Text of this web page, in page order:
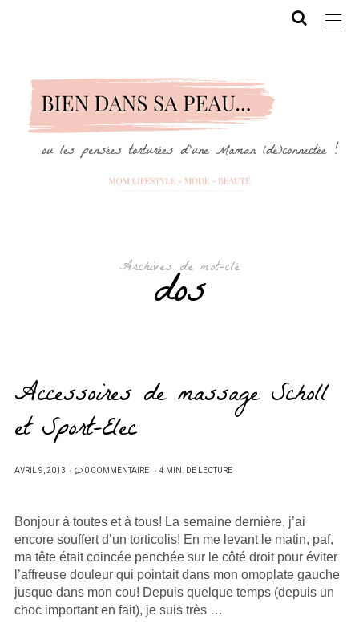
Archives de mot-clé
dos
Accessoires de massage Scholl
et Sport-Elec
PUBLIÉ
AVRIL 9, 2013 0 COMMENTAIRE 4 MIN. DE LECTURE
Bonjour à toutes et à tous! La semaine dernière, j’ai
encore souffert d’un torticolis! En me levant le matin, paf,
ma tête était coincée penchée sur le côté droit pour éviter
l’affreuse douleur qui pointait dans mon omoplate gauche
jusque dans mon cou! Depuis quelque temps (depuis un
choc important en fait), je suis très …